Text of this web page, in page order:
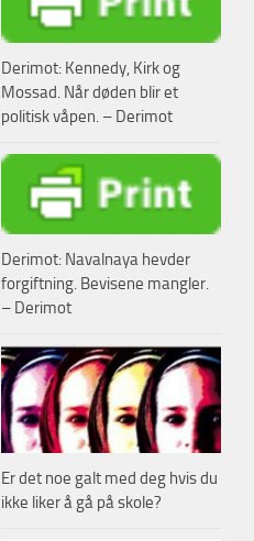
Derimot: Kennedy, Kirk og
Mossad. Når døden blir et
politisk våpen. – Derimot
Derimot: Navalnaya hevder
forgiftning. Bevisene mangler.
– Derimot
Er det noe galt med deg hvis du
ikke liker å gå på skole?